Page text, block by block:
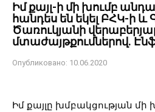
Իմ քայլ-ի մի խումբ
հանդես են եկել ԲՀԿ-ի և
Ծառուկյանի վերաբերյալ
մտաժայթքումներով.
Опубликовано: 10.06.2020
Իմ քայլը խմբակցության մի